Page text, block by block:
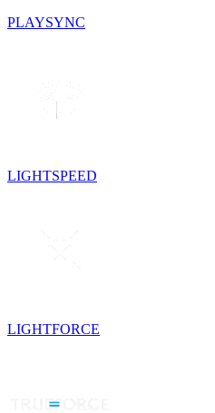
PLAYSYNC
LIGHTSPEED
LIGHTFORCE